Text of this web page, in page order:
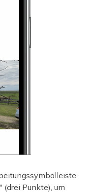
(drei Punkte), um